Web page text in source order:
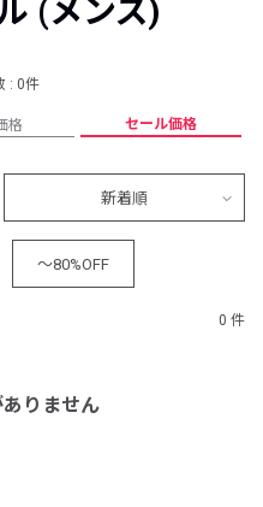
(メンズ)
: 0件
格 セール価格
新着順
～80%OFF
0 件
りません